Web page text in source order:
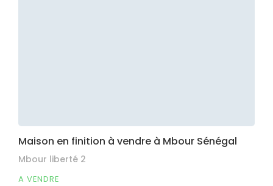
Maison en finition à vendre à Mbour Sénégal
Mbour liberté 2
A VENDRE